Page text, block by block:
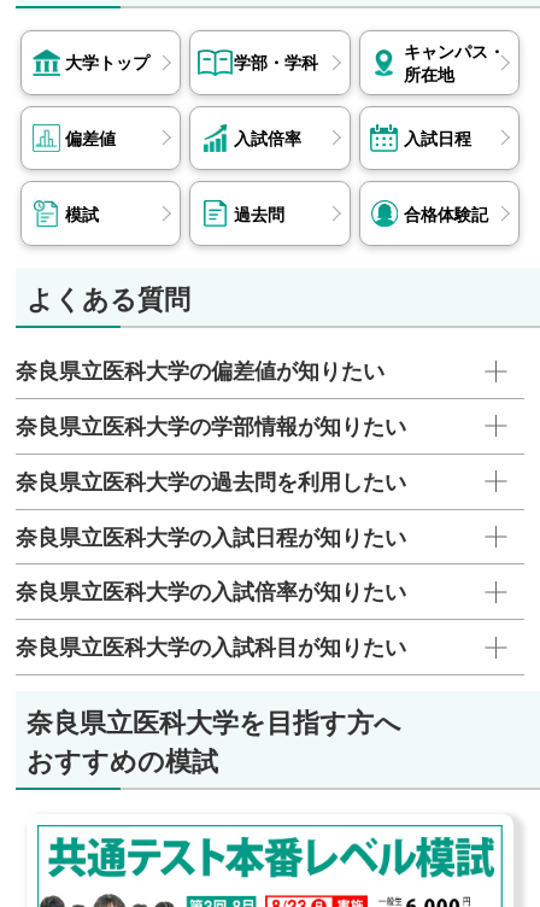
大学トップ 学部・学科
キャンパス・
所在地
偏差値 入試倍率 入試日程
模試 過去問 合格体験記
よくある質問
奈良県立医科大学の偏差値が知りたい
奈良県立医科大学の学部情報が知りたい
奈良県立医科大学の過去問を利用したい
奈良県立医科大学の入試日程が知りたい
奈良県立医科大学の入試倍率が知りたい
奈良県立医科大学の入試科目が知りたい
奈良県立医科大学を目指す方へ
おすすめの模試